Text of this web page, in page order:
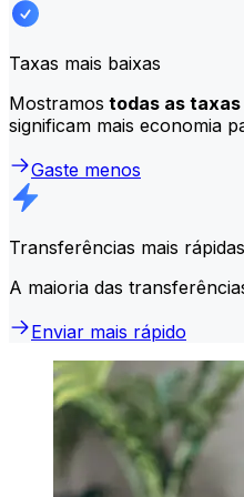
Taxas mais baixas
Mostramos todas as
significam mais economia
Gaste menos
Transferências mais rápidas
A maioria das
Enviar mais rápido